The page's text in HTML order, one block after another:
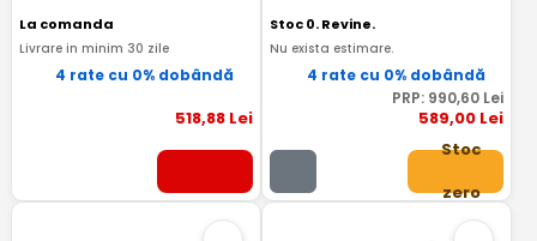
La comanda
Livrare in minim 30 zile
4 rate cu 0% dobândă
518,88Lei
Stoc 0. Revine.
Nu exista estimare.
4 rate cu 0% dobândă
PRP: 990,60 Lei
589,00 Lei
Stoc
zero